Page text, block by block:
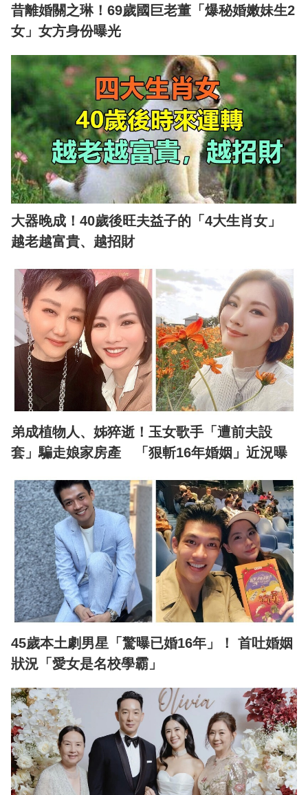
昔離婚關之琳！69歲國巨老董「爆秘婚嫩妹生2
女」女方身份曝光
大器晚成！40歲後旺夫益子的「4大生肖女」
越老越富貴、越招財
弟成植物人、姊猝逝！玉女歌手「遭前夫設
套」騙走娘家房產 「狠斬16年婚姻」近況曝
45歲本土劇男星「驚曝已婚16年」！ 首吐婚姻
狀況「愛女是名校學霸」